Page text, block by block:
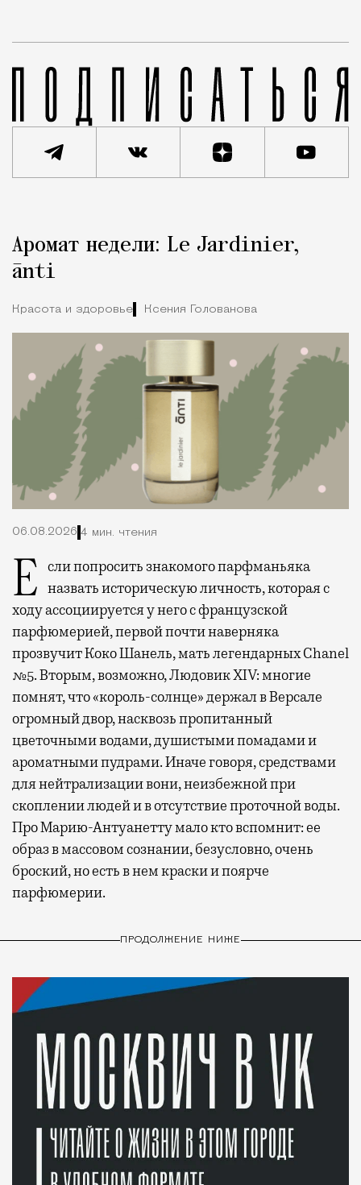
Город
Аромат недели: Le Jardinier,
ānti
Красота и здоровье Ксения Голованова
06.08.2026 4 мин. чтения
Если попросить знакомого парфманьяка назвать историческую личность, которая с
ходу ассоциируется у него с французской
парфюмерией, первой почти наверняка
прозвучит Коко Шанель, мать легендарных Chanel
№5. Вторым, возможно, Людовик XIV: многие
помнят, что «король-солнце» держал в Версале
огромный двор, насквозь пропитанный
цветочными водами, душистыми помадами и
ароматными пудрами. Иначе говоря, средствами
для нейтрализации вони, неизбежной при
скоплении людей и в отсутствие проточной воды.
Про Марию-Антуанетту мало кто вспомнит: ее
образ в массовом сознании, безусловно, очень
броский, но есть в нем краски и поярче
парфюмерии.
ПРОДОЛЖЕНИЕ НИЖЕ